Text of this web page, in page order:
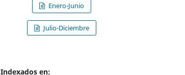
Enero-Junio
Julio-Diciembre
Indexados en: